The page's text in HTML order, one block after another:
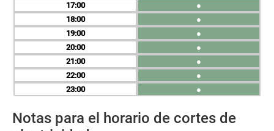
17
18
19
20
21
22
23
●
●
●
●
●
●
●
Notas para el horario de cortes de